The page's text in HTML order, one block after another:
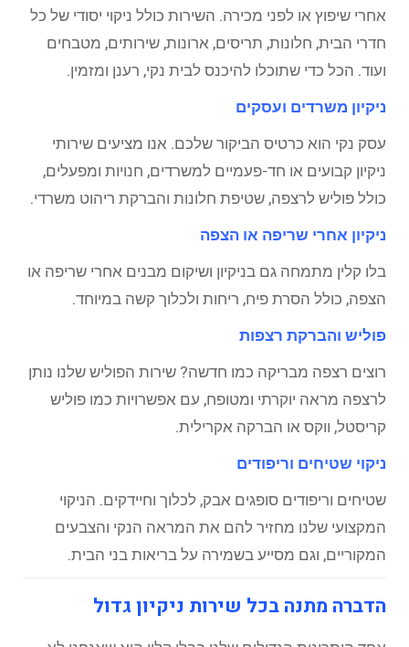
אחרי שיפוץ או לפני מכירה. השירות כולל ניקוי יסודי של כל
חדרי הבית, חלונות, תריסים, ארונות, שירותים, מטבחים
ועוד. הכל כדי שתוכלו להיכנס לבית נקי, רענן ומזמין.
ניקיון משרדים ועסקים
עסק נקי הוא כרטיס הביקור שלכם. אנו מציעים שירותי
ניקיון קבועים או חד-פעמיים למשרדים, חנויות ומפעלים,
כולל פוליש לרצפה, שטיפת חלונות והברקת ריהוט משרדי.
ניקיון אחרי שריפה או הצפה
בלו קלין מתמחה גם בניקיון ושיקום מבנים אחרי שריפה או
הצפה, כולל הסרת פיח, ריחות ולכלוך קשה במיוחד.
פוליש והברקת רצפות
רוצים רצפה מבריקה כמו חדשה? שירות הפוליש שלנו נותן
לרצפה מראה יוקרתי ומטופח, עם אפשרויות כמו פוליש
קריסטל, ווקס או הברקה אקרילית.
ניקוי שטיחים וריפודים
שטיחים וריפודים סופגים אבק, לכלוך וחיידקים. הניקוי
המקצועי שלנו מחזיר להם את המראה הנקי והצבעים
המקוריים, וגם מסייע בשמירה על בריאות בני הבית.
הדברה מתנה בכל שירות ניקיון גדול